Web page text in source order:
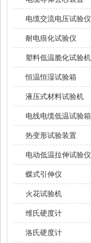
电缆交流电压试验仪
耐电痕化试验仪
塑料低温脆化试验机
恒温恒湿试验箱
液压式材料试验机
电线电缆低温试验箱
热变形试验装置
电动低温拉伸试验仪
蝶式引伸仪
火花试验机
维氏硬度计
洛氏硬度计